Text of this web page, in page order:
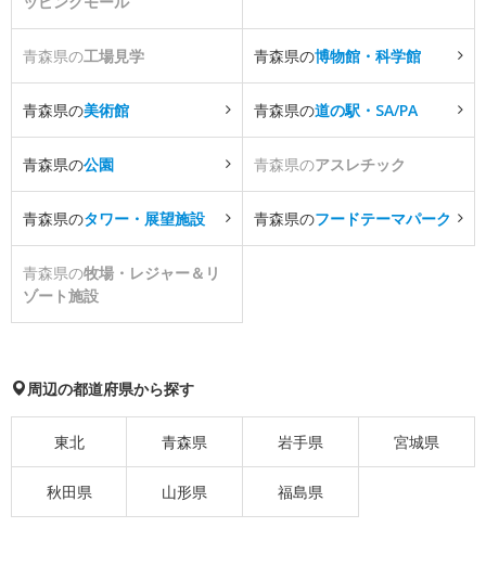
青森県の工場見学 青森県の博物館・科学館
青森県の美術館 青森県の道の駅・SA/PA
青森県の公園 青森県のアスレチック
青森県のタワー・展望施設 青森県のフードテーマパーク
青森県の牧場・レジャー＆リ
ゾート施設
周辺の都道府県から探す
東北 青森県 岩手県 宮城県
秋田県 山形県 福島県